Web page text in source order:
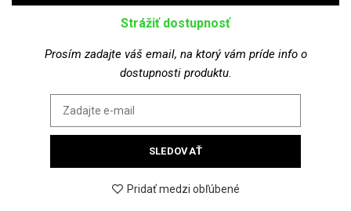
Strážiť dostupnosť
Prosím zadajte váš email, na ktorý vám príde info o
dostupnosti produktu.
SLEDOVAŤ
Pridať medzi obľúbené